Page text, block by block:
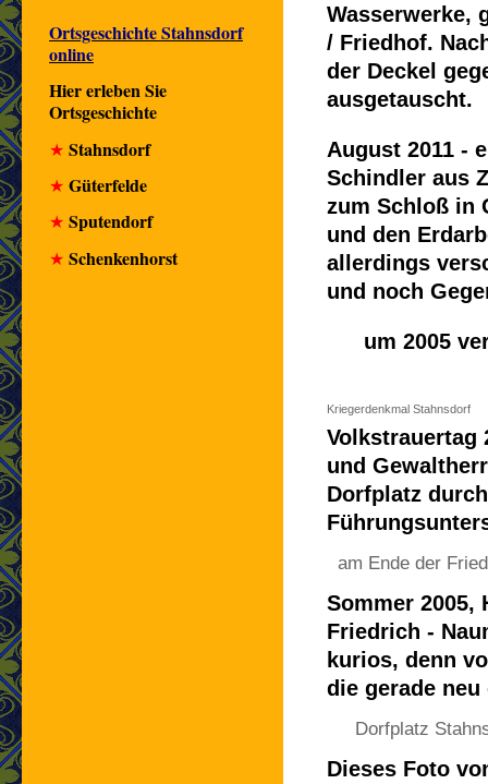
Wasserwerke,
/ Friedhof.
der Deckel
ausgetauscht.
August 2011 -
Schindler aus
zum Schloß in
und den
allerdings
und noch
um 2005
Kriegerdenkmal Stahnsdorf
Volkstrauertag
und
Dorfplatz
am Ende der
Sommer 2005,
Friedrich -
kurios, denn
die gerade
Dorfplatz
Dieses Foto
Ortsgeschichte Stahnsdorf
online
Hier erleben Sie
Ortsgeschichte
★ Stahnsdorf
★ Güterfelde
★ Sputendorf
★ Schenkenhorst